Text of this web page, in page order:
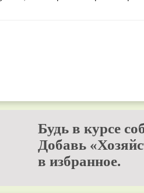
Будь в курсе
Добавь
в избранное.